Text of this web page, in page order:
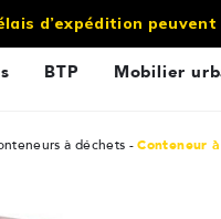
BTP Mobilier
à déchets Conteneur
d’expédition